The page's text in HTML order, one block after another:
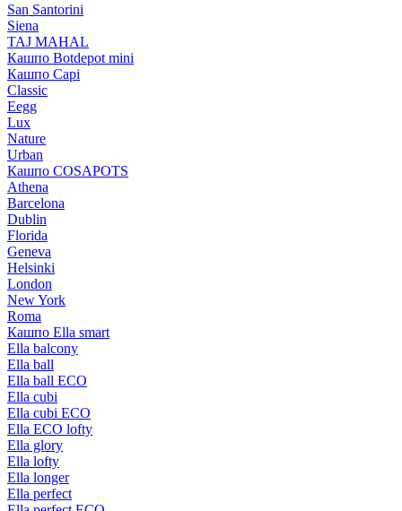
San Santorini
Siena
TAJ MAHAL
Кашпо Botdepot mini
Кашпо Capi
Classic
Eegg
Lux
Nature
Urban
Кашпо COSAPOTS
Athena
Barcelona
Dublin
Florida
Geneva
Helsinki
London
New York
Roma
Кашпо Ella smart
Ella balcony
Ella ball
Ella ball ECO
Ella cubi
Ella cubi ECO
Ella ECO lofty
Ella glory
Ella lofty
Ella longer
Ella perfect